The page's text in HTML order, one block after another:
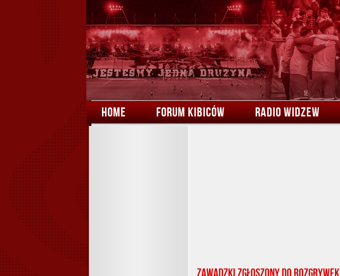
HOME FORUM KIBICÓW RADIO WIDZEW
Zawadzki zgłoszony do rozgrywek